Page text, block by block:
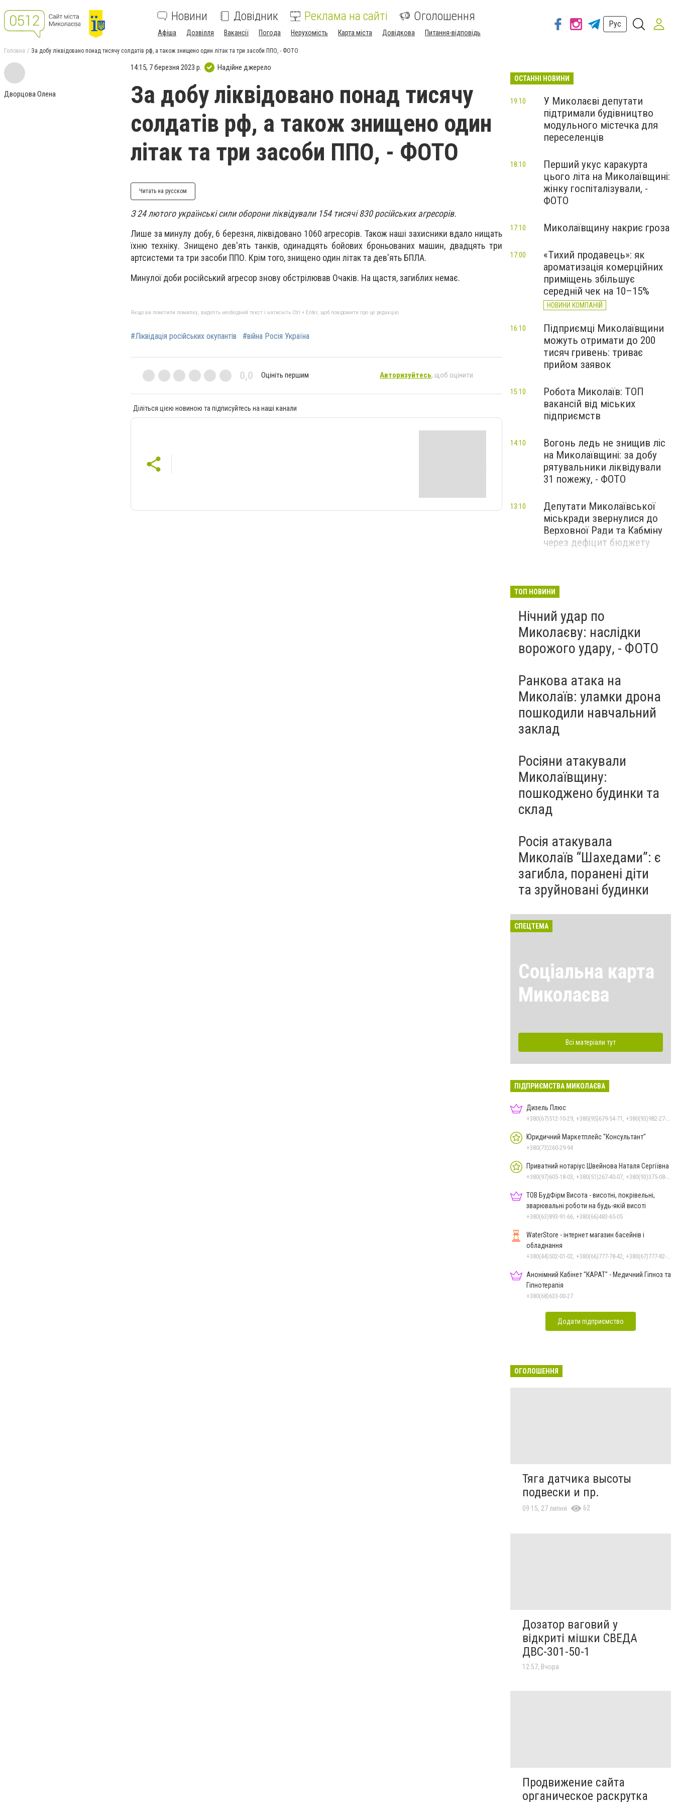
Новини Довідник Реклама на сайті Оголошення
Афіша Дозвілля Вакансії Погода Нерухомість Карта міста Довідкова Питання-відповідь
Рус
Головна За добу ліквідовано понад тисячу солдатів рф, а також знищено один літак та три засоби ППО, - ФОТО
Дворцова Олена
14:15, 7 березня 2023 р. Надійне джерело
За добу ліквідовано понад тисячу
солдатів рф, а також знищено один
літак та три засоби ППО, - ФОТО
Читать на русском
З 24 лютого українські сили оборони ліквідували 154 тисячі 830 російських агресорів.
Лише за минулу добу, 6 березня, ліквідовано 1060 агресорів. Також наші захисники вдало нищать
їхню техніку. Знищено дев'ять танків, одинадцять бойових броньованих машин, двадцять три
артсистеми та три засоби ППО. Крім того, знищено один літак та дев'ять БПЛА.
Минулої доби російський агресор знову обстрілював Очаків. На щастя, загиблих немає.
Якщо ви помітили помилку, виділіть необхідний текст і натисніть Ctrl + Enter, щоб повідомити про це редакцію
#Ліквідація російських окупантів #війна Росія Україна
0,0 Оцініть першим Авторизуйтесь, щоб оцінити
Діліться цією новиною та підписуйтесь на наші канали
ОСТАННІ НОВИНИ
У Миколаєві депутати
підтримали будівництво
модульного містечка для
переселенців
19:10
Перший укус каракурта
цього літа на Миколаївщині:
жінку госпіталізували, -
ФОТО
18:10
Миколаївщину накриє гроза
17:10
«Тихий продавець»: як
ароматизація комерційних
приміщень збільшує
середній чек на 10–15%
НОВИНИ КОМПАНІЙ
17:00
Підприємці Миколаївщини
можуть отримати до 200
тисяч гривень: триває
прийом заявок
16:10
Робота Миколаїв: ТОП
вакансій від міських
підприємств
15:10
Вогонь ледь не знищив ліс
на Миколаївщині: за добу
рятувальники ліквідували
31 пожежу, - ФОТО
14:10
Депутати Миколаївської
міськради звернулися до
Верховної Ради та Кабміну
через дефіцит бюджету
13:10
ТОП НОВИНИ
Нічний удар по
Миколаєву: наслідки
ворожого удару, - ФОТО
Ранкова атака на
Миколаїв: уламки дрона
пошкодили навчальний
заклад
Росіяни атакували
Миколаївщину:
пошкоджено будинки та
склад
Росія атакувала
Миколаїв “Шахедами”: є
загибла, поранені діти
та зруйновані будинки
СПЕЦТЕМА
Соціальна карта
Миколаєва
Всі матеріали тут
ПІДПРИЄМСТВА МИКОЛАЄВА
Дизель Плюс
Юридичний Маркетплейс "Консультант"
+380(73)260-29-94
Приватний нотаріус Швейнова Наталя Сергіївна
ТОВ БудФірм Висота - висотні, покрівельні,
зварювальні роботи на будь-якій висоті
+380(63)893-91-66, +380(66)483-65-05
WaterStore - інтернет магазин басейнів і
обладнання
Анонімний Кабінет "КАРАТ" - Медичний Гіпноз та
Гіпнотерапія
+380(68)633-00-27
Додати підприємство
ОГОЛОШЕННЯ
Тяга датчика высоты
подвески и пр.
09:15, 27 липня 62
Дозатор ваговий у
відкриті мішки СВЕДА
ДВС-301-50-1
12:57, Вчора
Продвижение сайта
органическое раскрутка